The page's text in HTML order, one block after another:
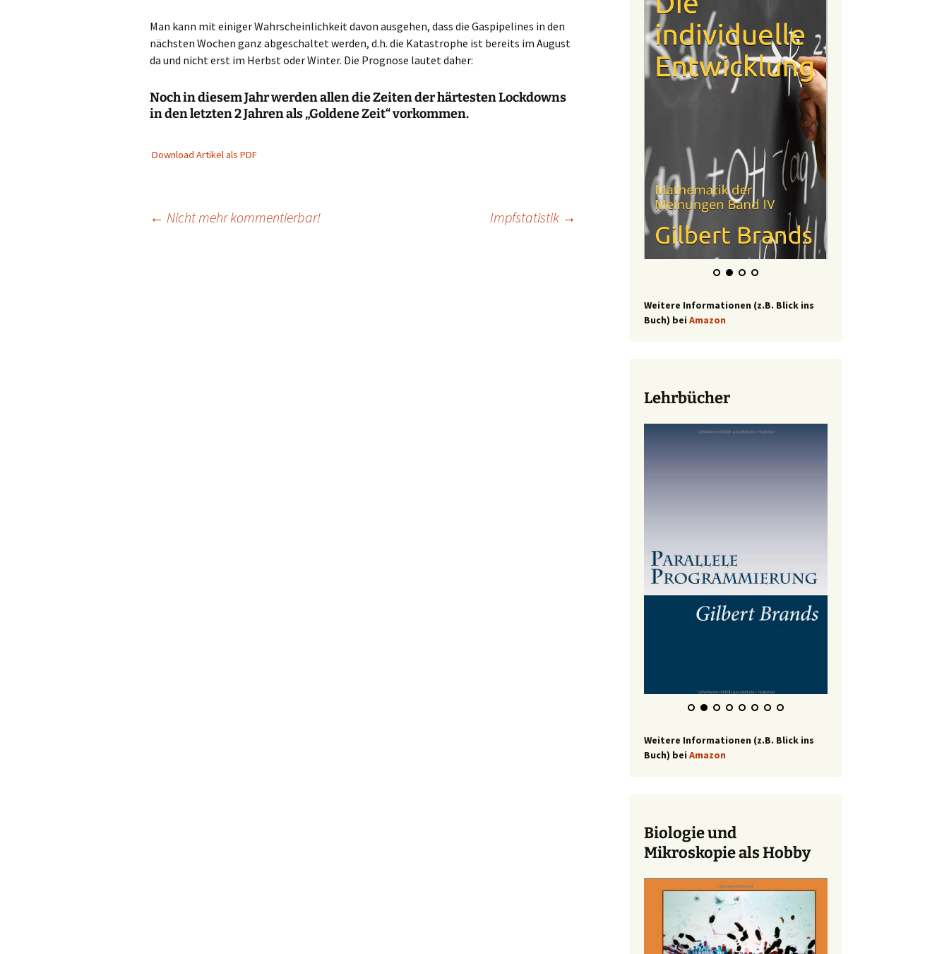
Man kann mit einiger Wahrscheinlichkeit davon ausgehen, dass die Gaspipelines in den
nächsten Wochen ganz abgeschaltet werden, d.h. die Katastrophe ist bereits im August
da und nicht erst im Herbst oder Winter. Die Prognose lautet daher:
Noch in diesem Jahr werden allen die Zeiten der härtesten Lockdowns
in den letzten 2 Jahren als „Goldene Zeit“ vorkommen.
Download Artikel als PDF
Beitragsnavigation
← Nicht mehr kommentierbar! Impfstatistik →
Weitere Informationen (z.B. Blick ins
Buch) bei Amazon
Lehrbücher
Weitere Informationen (z.B. Blick ins
Buch) bei Amazon
Biologie und
Mikroskopie als Hobby